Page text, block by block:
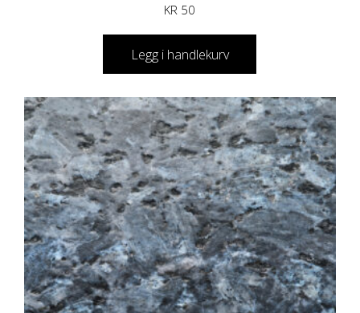
KR 50
Legg i handlekurv